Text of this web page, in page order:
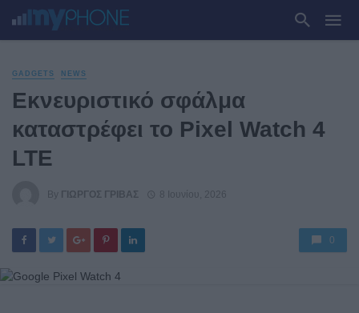
GADGETS NEWS
Εκνευριστικό σφάλμα
καταστρέφει το Pixel Watch 4
LTE
By ΓΙΏΡΓΟΣ ΓΡΊΒΑΣ 8 Ιουνίου, 2026
0